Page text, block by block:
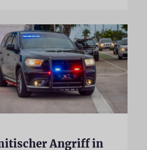
Angriff in